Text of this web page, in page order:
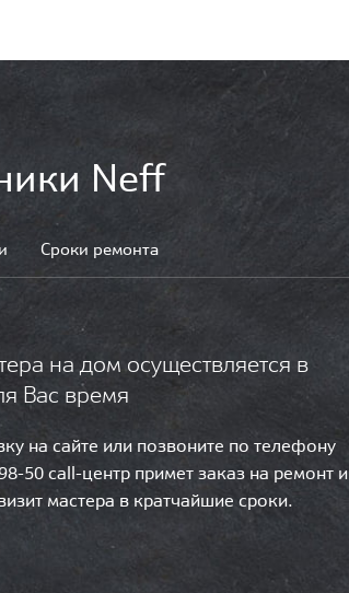
Neff
Сроки ремонта
на дом осуществляется в
Вас время
на сайте или позвоните по телефону
50 call-центр примет заказ на ремонт и
мастера в кратчайшие сроки.